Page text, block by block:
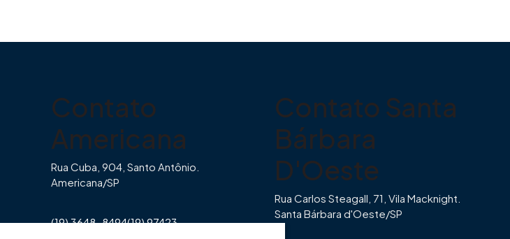
Contato
Americana
Rua Cuba, 904, Santo Antônio.
Americana/SP
(19) 3648-8494(19) 97423-
Contato Santa
Bárbara
D'Oeste
Rua Carlos Steagall, 71, Vila Macknight.
Santa Bárbara d'Oeste/SP